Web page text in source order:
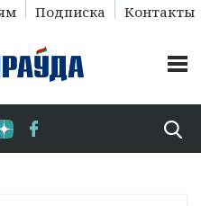
Подписка Контакты